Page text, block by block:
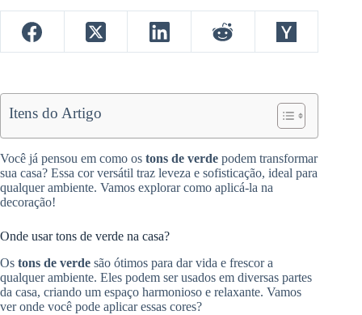
Itens do Artigo
Você já pensou em como os tons de verde podem transformar
sua casa? Essa cor versátil traz leveza e sofisticação, ideal para
qualquer ambiente. Vamos explorar como aplicá-la na
decoração!
Onde usar tons de verde na casa?
Os tons de verde são ótimos para dar vida e frescor a
qualquer ambiente. Eles podem ser usados em diversas partes
da casa, criando um espaço harmonioso e relaxante. Vamos
ver onde você pode aplicar essas cores?